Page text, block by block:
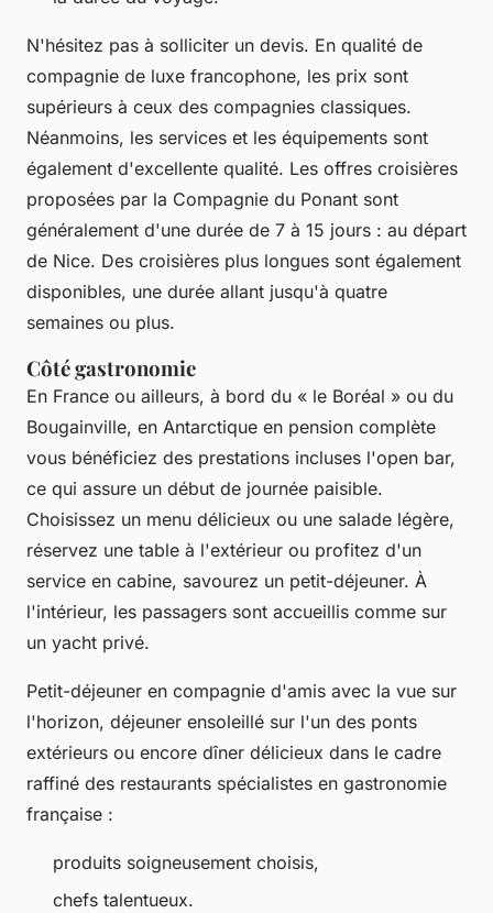
N'hésitez pas à solliciter un devis. En qualité de
compagnie de luxe francophone, les prix sont
supérieurs à ceux des compagnies classiques.
Néanmoins, les services et les équipements sont
également d'excellente qualité. Les offres croisières
proposées par la Compagnie du Ponant sont
généralement d'une durée de 7 à 15 jours : au départ
de Nice. Des croisières plus longues sont également
disponibles, une durée allant jusqu'à quatre
semaines ou plus.
Côté gastronomie
En France ou ailleurs, à bord du « le Boréal » ou du
Bougainville, en Antarctique en pension complète
vous bénéficiez des prestations incluses l'open bar,
ce qui assure un début de journée paisible.
Choisissez un menu délicieux ou une salade légère,
réservez une table à l'extérieur ou profitez d'un
service en cabine, savourez un petit-déjeuner. À
l'intérieur, les passagers sont accueillis comme sur
un yacht privé.
Petit-déjeuner en compagnie d'amis avec la vue sur
l'horizon, déjeuner ensoleillé sur l'un des ponts
extérieurs ou encore dîner délicieux dans le cadre
raffiné des restaurants spécialistes en gastronomie
française :
produits soigneusement choisis,
chefs talentueux.